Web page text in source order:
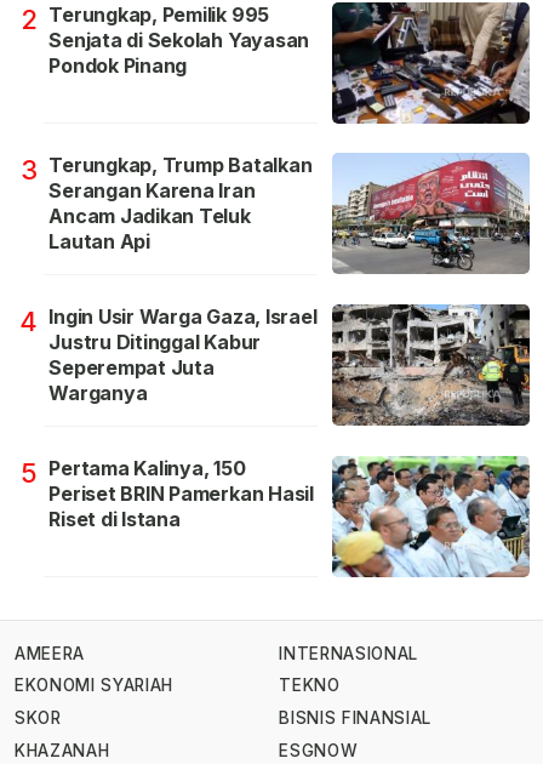
2 Terungkap, Pemilik 995
Senjata di Sekolah Yayasan
Pondok Pinang
3 Terungkap, Trump Batalkan
Serangan Karena Iran
Ancam Jadikan Teluk
Lautan Api
4 Ingin Usir Warga Gaza, Israel
Justru Ditinggal Kabur
Seperempat Juta
Warganya
5 Pertama Kalinya, 150
Periset BRIN Pamerkan Hasil
Riset di Istana
AMEERA
EKONOMI SYARIAH
SKOR
KHAZANAH
INTERNASIONAL
TEKNO
BISNIS FINANSIAL
ESGNOW